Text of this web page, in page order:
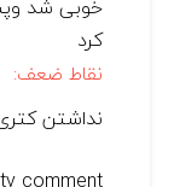
خوبی شد
کرد
نقاط ضعف:
نداشتن